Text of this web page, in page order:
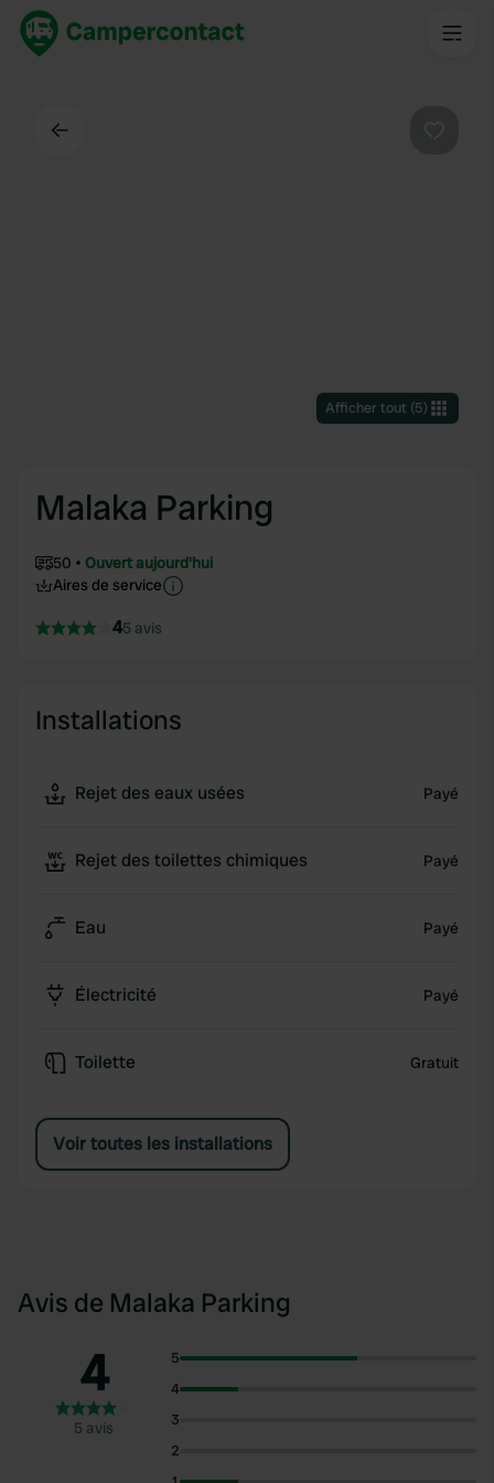
Afficher tout(5)
Malaka Parking
50
Ouvert aujourd'hui
Aires de service
45 avis
Installations
Rejet des eaux usées Payé
Rejet des toilettes chimiques Payé
Eau Payé
Électricité Payé
Toilette Gratuit
Voir toutes les installations
Avis de Malaka Parking
4
5 avis
5
4
3
2